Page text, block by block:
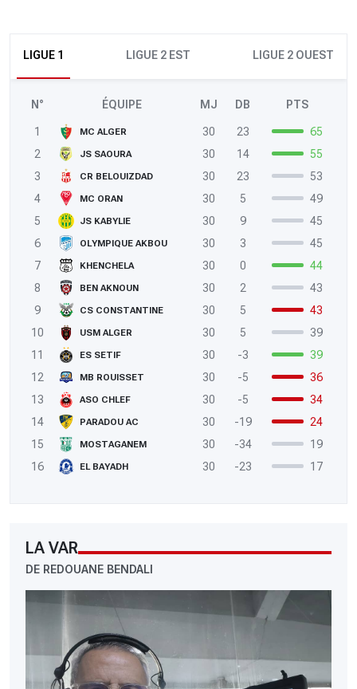
LIGUE 1 LIGUE 2 EST LIGUE 2 OUEST
N° ÉQUIPE MJ DB PTS
1 MC ALGER 30 23
65
2
JS SAOURA 30 14
55
3
CR BELOUIZDAD 30 23
53
4
MC ORAN 30 5
49
5
JS KABYLIE 30 9
45
6
OLYMPIQUE AKBOU 30 3
45
7
KHENCHELA 30 0
44
8
BEN AKNOUN 30 2
43
9
CS CONSTANTINE 30 5
43
10
USM ALGER 30 5
39
11
ES SETIF 30 -3
39
12
MB ROUISSET 30 -5
36
13
ASO CHLEF 30 -5
34
14
PARADOU AC 30 -19
24
15
MOSTAGANEM 30 -34
19
16
EL BAYADH 30 -23 17
LA VAR
DE REDOUANE BENDALI